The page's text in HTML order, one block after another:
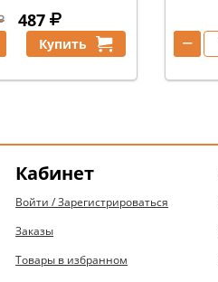
487
Купить −
Кабинет
Войти / Зарегистрироваться
Заказы
Товары в избранном